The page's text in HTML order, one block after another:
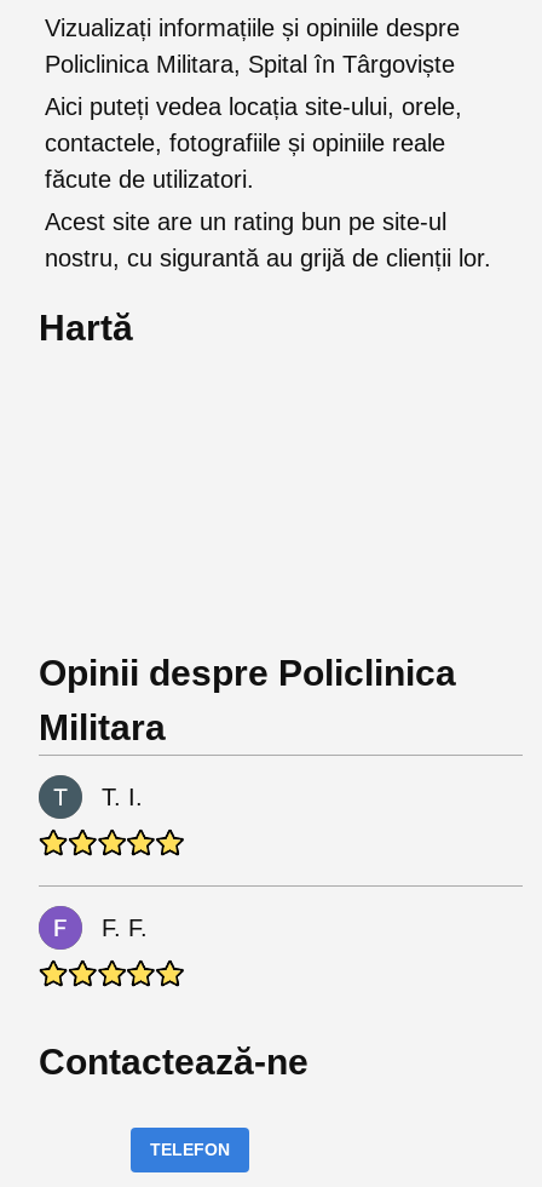
Vizualizați informațiile și opiniile despre
Policlinica Militara, Spital în Târgoviște
Aici puteți vedea locația site-ului, orele,
contactele, fotografiile și opiniile reale
făcute de utilizatori.
Acest site are un rating bun pe site-ul
nostru, cu sigurantă au grijă de clienții lor.
Hartă
Opinii despre Policlinica
Militara
T. I.
F. F.
Contactează-ne
TELEFON